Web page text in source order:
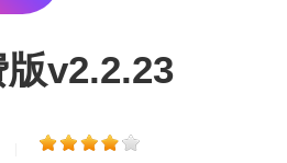
v2.2.23